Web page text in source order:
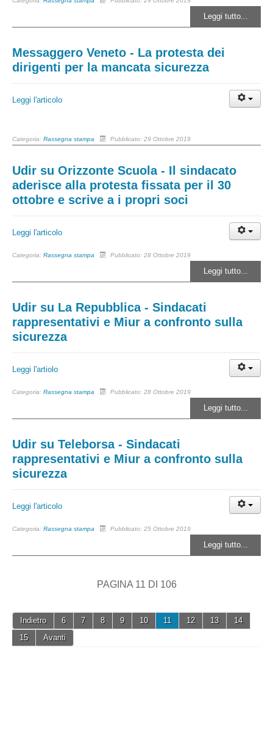
Leggi tutto...
Messaggero Veneto - La protesta dei
dirigenti per la mancata sicurezza
Leggi l'articolo
Categoria: Rassegna stampa Pubblicato: 29 Ottobre 2019
Udir su Orizzonte Scuola - Il sindacato
aderisce alla protesta fissata per il 30
ottobre e scrive a i propri soci
Leggi l'articolo
Categoria: Rassegna stampa Pubblicato: 28 Ottobre 2019
Leggi tutto...
Udir su La Repubblica - Sindacati
rappresentativi e Miur a confronto sulla
sicurezza
Leggi l'artiolo
Categoria: Rassegna stampa Pubblicato: 28 Ottobre 2019
Leggi tutto...
Udir su Teleborsa - Sindacati
rappresentativi e Miur a confronto sulla
sicurezza
Leggi l'articolo
Categoria: Rassegna stampa Pubblicato: 25 Ottobre 2019
Leggi tutto...
PAGINA 11 DI 106
Indietro 6 7 8 9 10 11 12 13
14
15
Avanti